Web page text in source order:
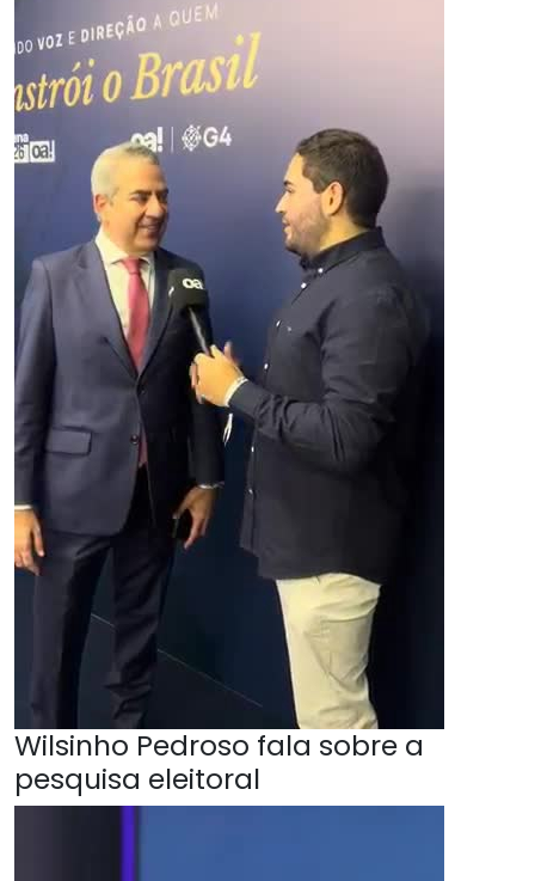
Wilsinho Pedroso fala sobre a
pesquisa eleitoral